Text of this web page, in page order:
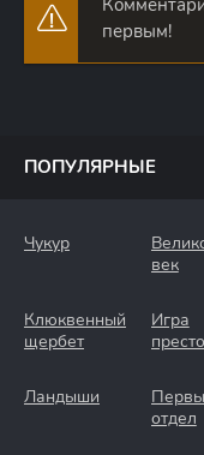
первым!
ПОПУЛЯРНЫЕ
Чукур
век
Клюквенный
щербет
Игра
Ландыши
отдел